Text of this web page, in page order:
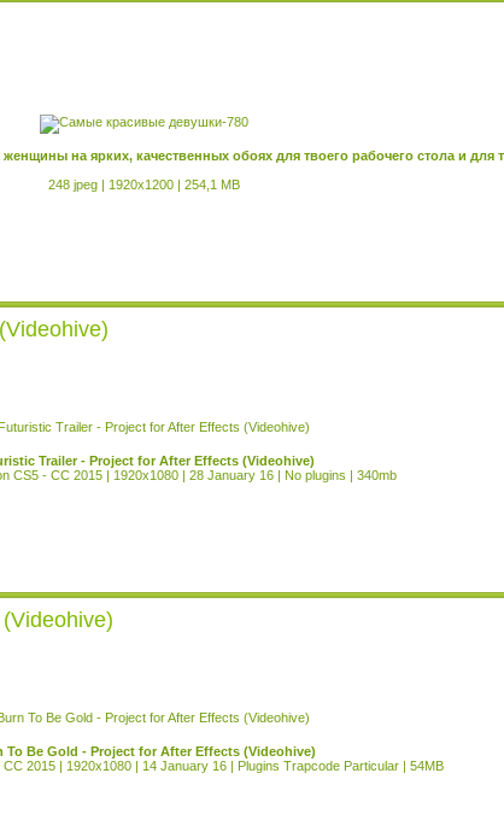
на ярких, качественных обоях для твоего рабочего стола и для
248 jpeg | 1920x1200 | 254,1 MB
Trailer - Project for After Effects (Videohive)
CS5 - CC 2015 | 1920x1080 | 28 January 16 | No plugins | 340mb
To Be Gold - Project for After Effects (Videohive)
2015 | 1920x1080 | 14 January 16 | Plugins Trapcode Particular | 54MB